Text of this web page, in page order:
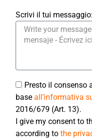
Scrivi il tui messaggio:
Presto il consenso
baseall’informativa
2016/679 (Art. 13).
I give my consent to
according tothe